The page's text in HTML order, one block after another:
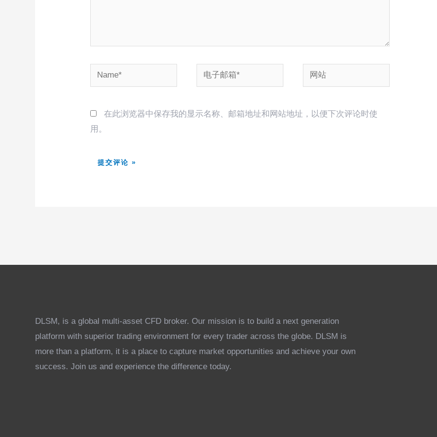
Name*
电
子
箱
网
站
在此浏览器中保存我的显示名称、邮箱地址和网站地址，以便下次评论时使
用。
DLSM, is a global multi-asset CFD broker. Our mission is to build a next generation
platform with superior trading environment for every trader across the globe. DLSM is
more than a platform, it is a place to capture market opportunities and achieve your own
success. Join us and experience the difference today.